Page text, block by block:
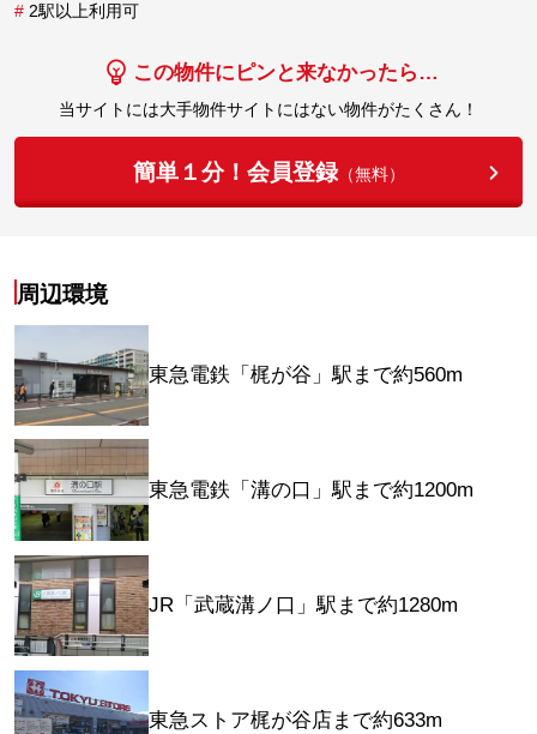
# 2駅以上利用可
この物件にピンと来なかったら…
当サイトには大手物件サイトにはない物件がたくさん！
簡単１分！会員登録（無料）
周辺環境
東急電鉄「梶が谷」駅まで約560m
東急電鉄「溝の口」駅まで約1200m
JR「武蔵溝ノ口」駅まで約1280m
東急ストア梶が谷店まで約633m